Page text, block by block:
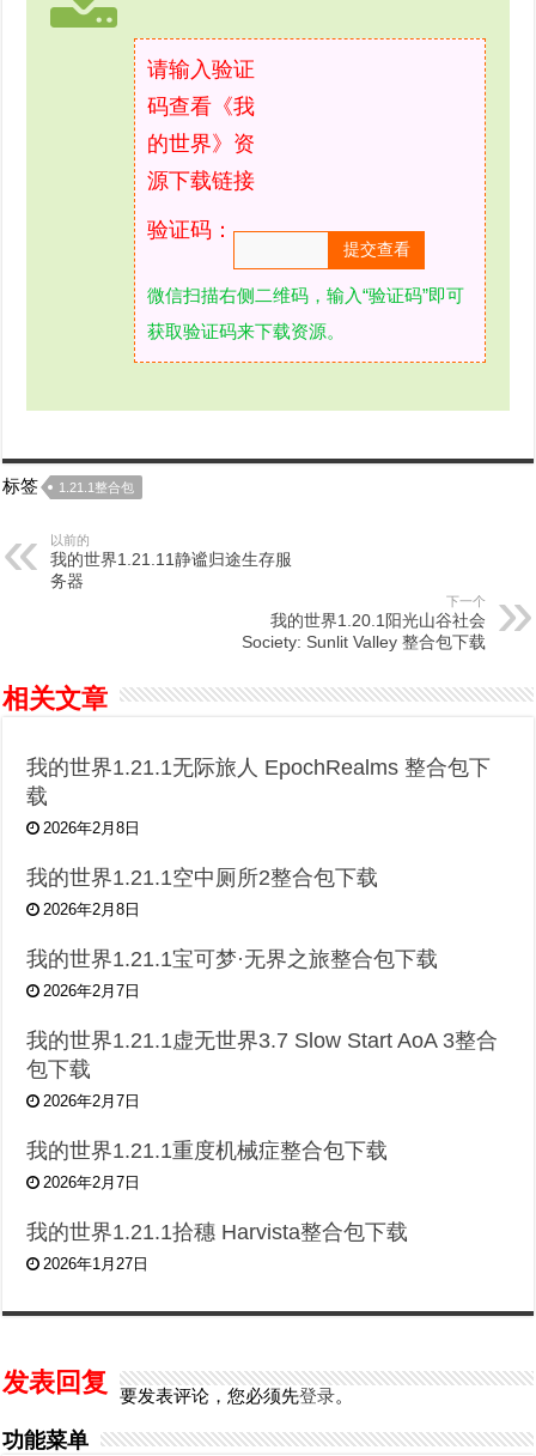
请输入验证
码查看《我
的世界》资
源下载链接
验证码：
微信扫描右侧二维码，输入“验证码”即可
获取验证码来下载资源。
标签 1.21.1整合包
以前的
我的世界1.21.11静谧归途生存服
务器
下一个
我的世界1.20.1阳光山谷社会
Society: Sunlit Valley 整合包下载
相关文章
我的世界1.21.1无际旅人 EpochRealms 整合包下
载
2026年2月8日
我的世界1.21.1空中厕所2整合包下载
2026年2月8日
我的世界1.21.1宝可梦·无界之旅整合包下载
2026年2月7日
我的世界1.21.1虚无世界3.7 Slow Start AoA 3整合
包下载
2026年2月7日
我的世界1.21.1重度机械症整合包下载
2026年2月7日
我的世界1.21.1拾穗 Harvista整合包下载
2026年1月27日
发表回复 要发表评论，您必须先登录。
功能菜单